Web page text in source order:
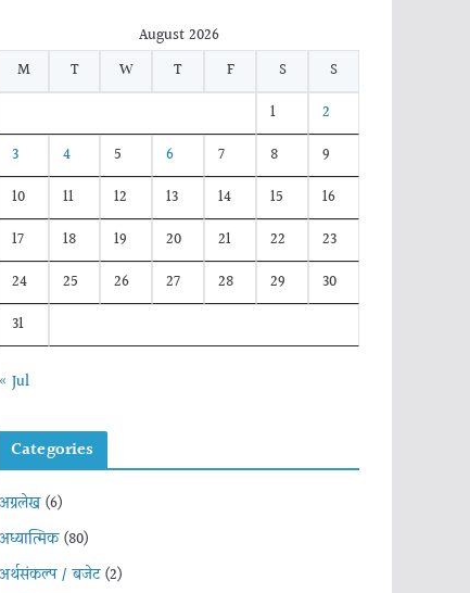
August 2026
M
T W T F S
S
1
2
3
4 5 6 7 8
9
10
11 12 13 14 15
16
17
18 19 20 21 22
23
24
25 26 27 28 29
30
31
« Jul
Categories
(6)
(80)
/ बजेट(2)